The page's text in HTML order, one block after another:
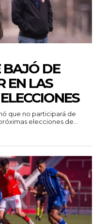
BAJÓ DE
EN LAS
que no participará de
elecciones de...